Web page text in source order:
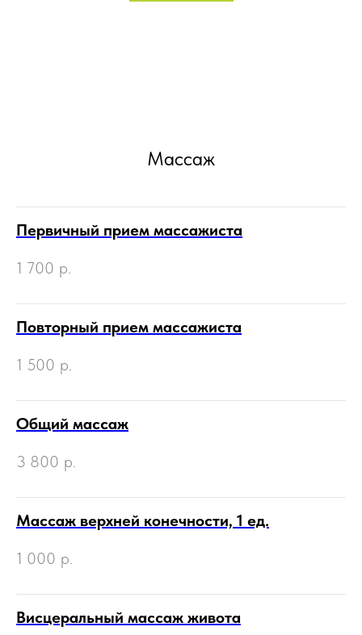
Массаж
Первичный прием массажиста
1 700 р.
Повторный прием массажиста
1 500 р.
Общий массаж
3 800 р.
Массаж верхней конечности, 1 ед.
1 000 р.
Висцеральный массаж живота